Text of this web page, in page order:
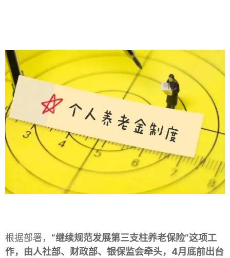
根据部署， “继续规范发展第三支柱养老保险”这项工
作，由人社部、财政部、银保监会牵头，4月底前出台